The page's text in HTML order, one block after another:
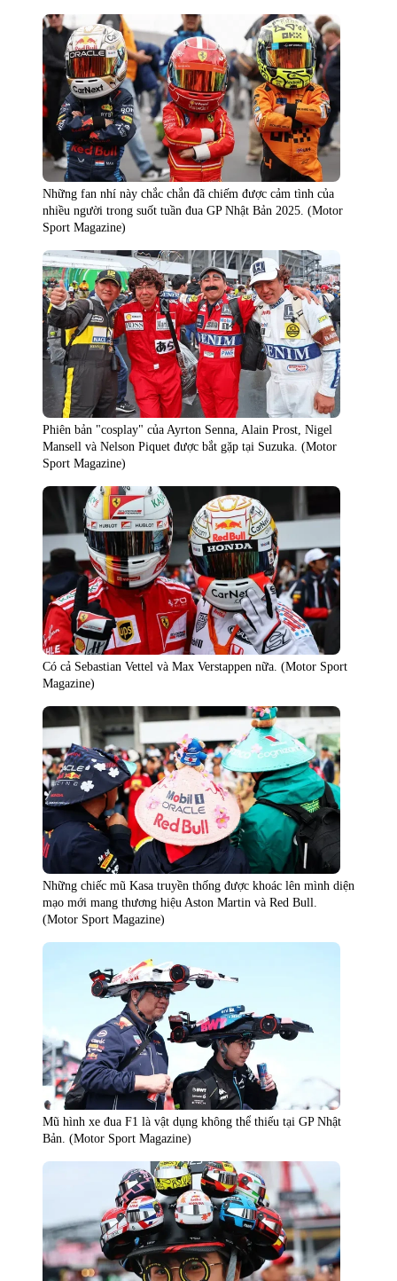
Những fan nhí này chắc chắn đã chiếm được cảm tình của
nhiều người trong suốt tuần đua GP Nhật Bản 2025. (Motor
Sport Magazine)
Phiên bản "cosplay" của Ayrton Senna, Alain Prost, Nigel
Mansell và Nelson Piquet được bắt gặp tại Suzuka. (Motor
Sport Magazine)
Có cả Sebastian Vettel và Max Verstappen nữa. (Motor Sport
Magazine)
Những chiếc mũ Kasa truyền thống được khoác lên mình diện
mạo mới mang thương hiệu Aston Martin và Red Bull.
(Motor Sport Magazine)
Mũ hình xe đua F1 là vật dụng không thể thiếu tại GP Nhật
Bản. (Motor Sport Magazine)